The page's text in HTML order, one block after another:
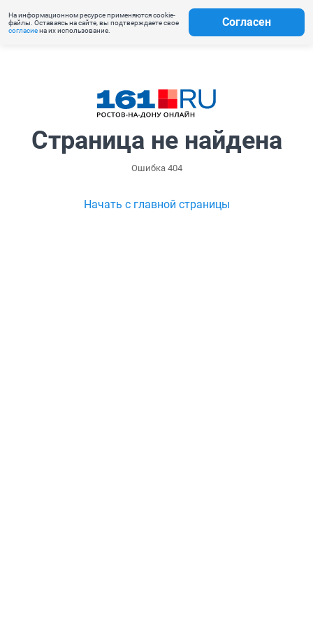
На информационном ресурсе применяются cookie-
файлы. Оставаясь на сайте, вы подтверждаете свое
согласиена их использование.
Согласен
Страница не найдена
Ошибка 404
Начать с главной страницы